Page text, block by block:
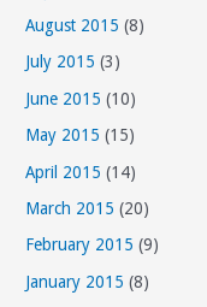
August 2015 (8)
July 2015 (3)
June 2015 (10)
May 2015 (15)
April 2015 (14)
March 2015 (20)
February 2015 (9)
January 2015 (8)